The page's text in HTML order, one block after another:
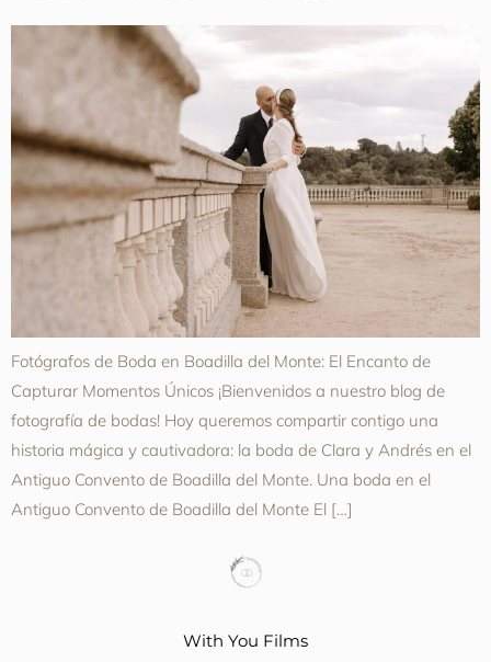
Fotógrafos de Boda en Boadilla del Monte: El Encanto de
Capturar Momentos Únicos ¡Bienvenidos a nuestro blog de
fotografía de bodas! Hoy queremos compartir contigo una
historia mágica y cautivadora: la boda de Clara y Andrés en el
Antiguo Convento de Boadilla del Monte. Una boda en el
Antiguo Convento de Boadilla del Monte El […]
With You Films